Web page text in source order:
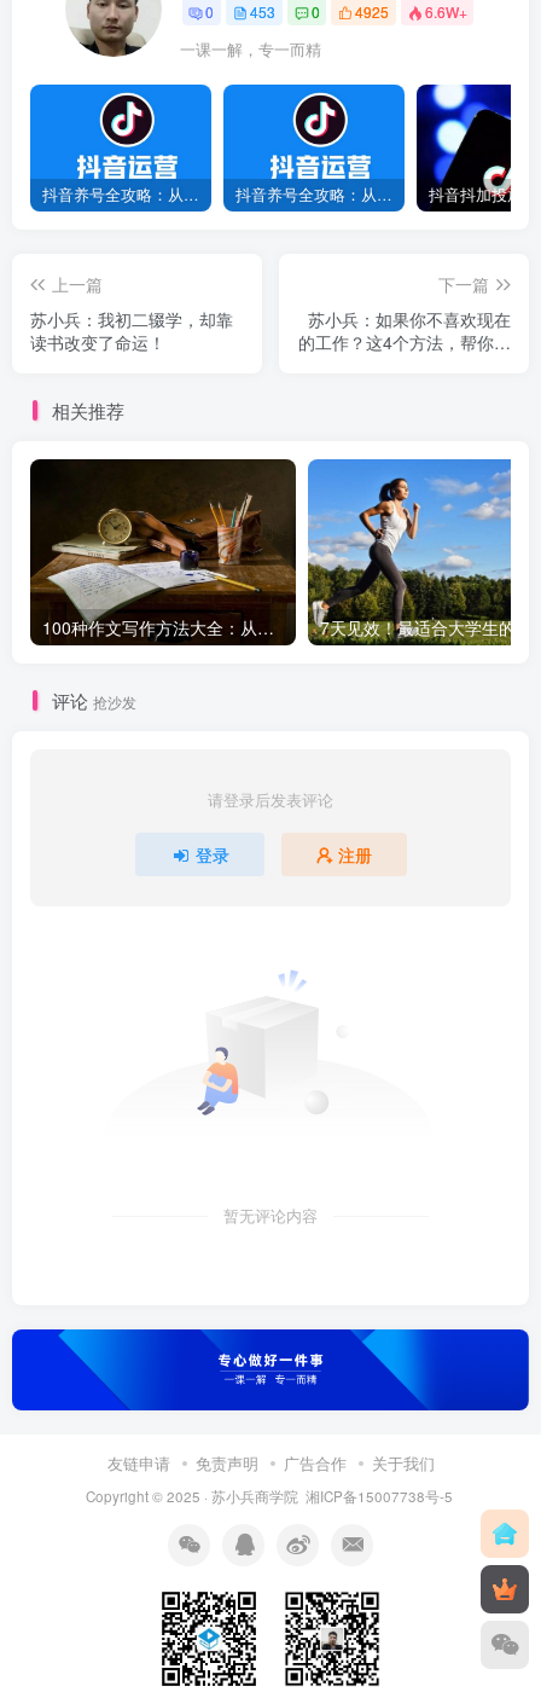
0 453 0 4925 6.6W+
一课一解，专一而精
抖音养号全攻略：从0到1打造爆款账号，新手必看！ 抖音养号全攻略：从0到爆款，7天打造高权重账号！
上一篇
苏小兵：我初二辍学，却靠
读书改变了命运！
下一篇
苏小兵：如果你不喜欢现在
的工作？这4个方法，帮你找
相关推荐
100种作文写作方法大全：从基础到高级，轻松提升写作水平！
评论 抢沙发
请登录后发表评论
登录 注册
暂无评论内容
友链申请 免责声明 广告合作 关于我们
Copyright © 2025 · 苏小兵商学院 湘ICP备15007738号-5